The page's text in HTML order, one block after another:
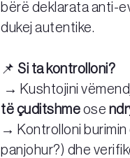
bërë deklarata anti-
dukej autentike.
📌Si ta kontrolloni?
→ Kushtojini
të çuditshme ose
→ Kontrolloni burimin
panjohur?) dhe